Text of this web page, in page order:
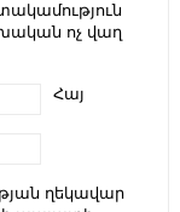
ոչ վաղ
Հայ
ղեկավար